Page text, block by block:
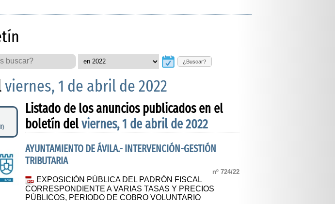
¿Buscar?
viernes, 1 de abril de 2022
Listado de los anuncios publicados en el
boletín delviernes, 1 de abril de 2022
AYUNTAMIENTO DE ÁVILA.- INTERVENCIÓN-GESTIÓN
TRIBUTARIA
nº 724/22
EXPOSICIÓN PÚBLICA DEL PADRÓN FISCAL
CORRESPONDIENTE A VARIAS TASAS Y PRECIOS
PÚBLICOS, PERIODO DE COBRO VOLUNTARIO